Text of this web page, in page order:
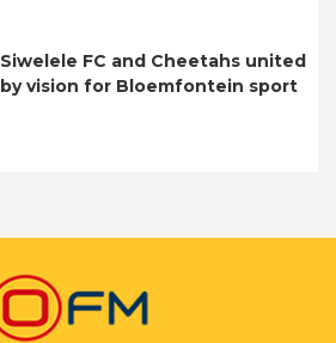
Siwelele FC and Cheetahs united
by vision for Bloemfontein sport